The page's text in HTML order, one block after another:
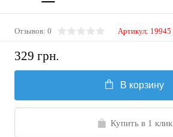
Отзывов: 0 Артикул: 19945
329 грн.
В корзину
Купить в 1 клик